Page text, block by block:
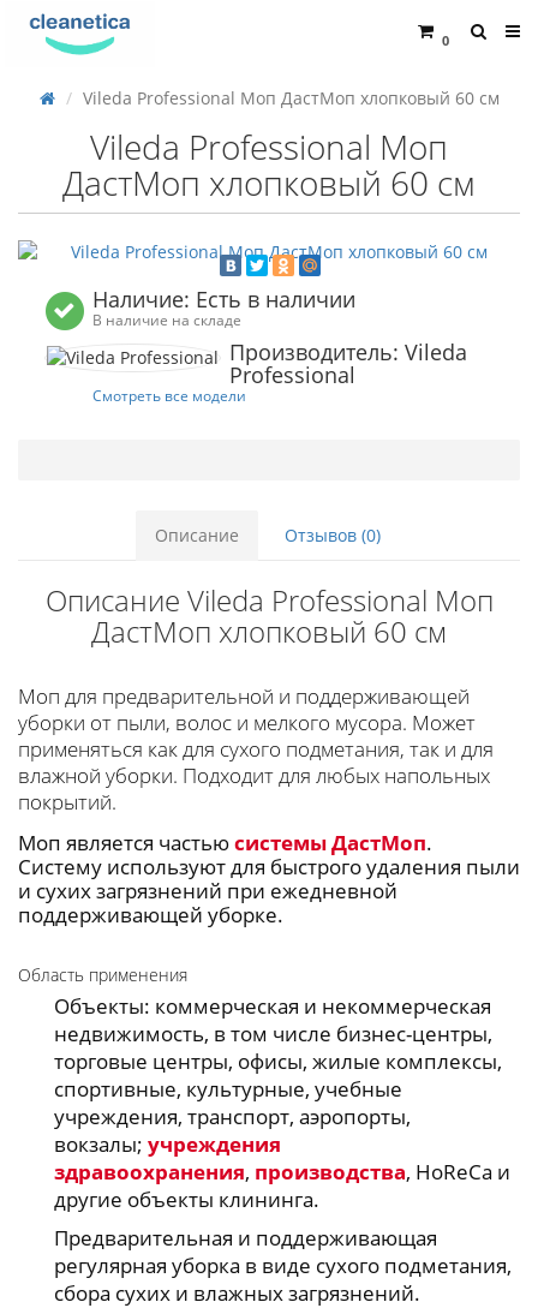
0
Vileda Professional Моп ДастМоп хлопковый 60 см
Vileda Professional Моп
ДастМоп хлопковый 60 см
Наличие: Есть в наличии
В наличие на складе
Производитель: Vileda
Professional
Смотреть все модели
Описание Отзывов (0)
Описание Vileda Professional Моп
ДастМоп хлопковый 60 см
Моп для предварительной и поддерживающей
уборки от пыли, волос и мелкого мусора. Может
применяться как для сухого подметания, так и для
влажной уборки. Подходит для любых напольных
покрытий.
Моп является частьюсистемы ДастМоп.
Систему используют для быстрого удаления пыли
и сухих загрязнений при ежедневной
поддерживающей уборке.
Область применения
Объекты: коммерческая и некоммерческая
недвижимость, в том числе бизнес-центры,
торговые центры, офисы, жилые комплексы,
спортивные, культурные, учебные
учреждения, транспорт, аэропорты,
вокзалы; учреждения
здравоохранения, производства, HoReCa и
другие объекты клининга.
Предварительная и поддерживающая
регулярная уборка в виде сухого подметания,
сбора сухих и влажных загрязнений.